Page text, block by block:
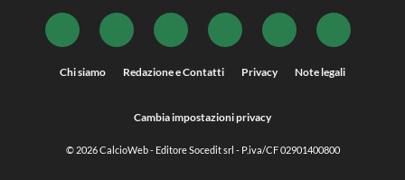
Chi siamo Redazione e Contatti Privacy Note legali
Cambia impostazioni privacy
© 2026CalcioWeb- Editore Socedit srl - P.iva/CF 02901400800